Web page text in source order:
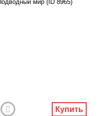
Подводный мир (ID 8965)
Купить